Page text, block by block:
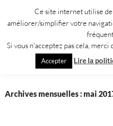
contenu
Collectif pour l'Hôpital de
Recherche
Archives mensuelles : mai
Ce site internet utilise
améliorer/simplifier votre
Si vous n'acceptez pas cela,
Accepter Lire la